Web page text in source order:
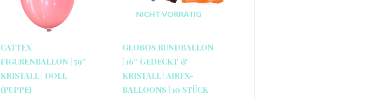
CATTEX
FIGURENBALLON | 59″
KRISTALL | DOLL
(PUPPE)
NICHT VORRÄTIG
GLOBOS RUNDBALLON
| 16″ GEDECKT &
KRISTALL | AIRFX-
BALLOONS | 10 STÜCK